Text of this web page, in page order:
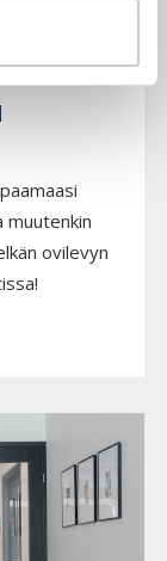
ovilevyn